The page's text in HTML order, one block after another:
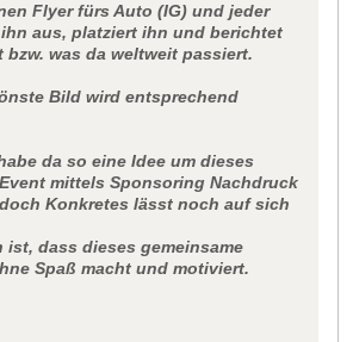
Flyer fürs Auto (IG) und jeder
aus, platziert ihn und berichtet
bzw. was da weltweit passiert.
Bild wird entsprechend
da so eine Idee um dieses
mittels Sponsoring Nachdruck
Konkretes lässt noch auf sich
ist, dass dieses gemeinsame
Spaß macht und motiviert.